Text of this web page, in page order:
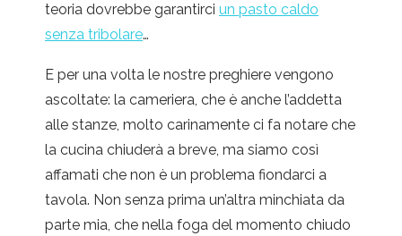
teoria dovrebbe garantirci un pasto caldo
senza tribolare…
E per una volta le nostre preghiere vengono
ascoltate: la cameriera, che è anche l’addetta
alle stanze, molto carinamente ci fa notare che
la cucina chiuderà a breve, ma siamo così
affamati che non è un problema fiondarci a
tavola. Non senza prima un’altra minchiata da
parte mia, che nella foga del momento chiudo